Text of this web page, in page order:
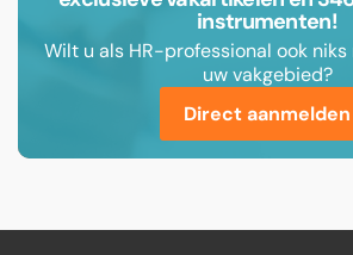
instrumenten!
Wilt u als HR-professional ook
uw vakgebied?
Direct aanmelden